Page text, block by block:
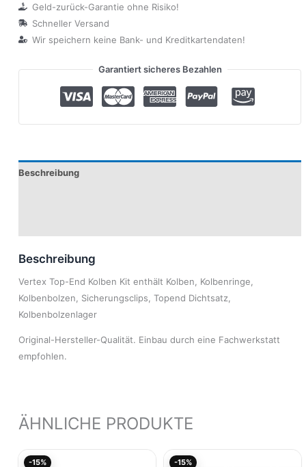
Geld-zurück-Garantie ohne Risiko!
Schneller Versand
Wir speichern keine Bank- und Kreditkartendaten!
Garantiert sicheres Bezahlen
Beschreibung
Beschreibung
Vertex Top-End Kolben Kit enthält Kolben, Kolbenringe,
Kolbenbolzen, Sicherungsclips, Topend Dichtsatz,
Kolbenbolzenlager
Original-Hersteller-Qualität. Einbau durch eine Fachwerkstatt
empfohlen.
ÄHNLICHE PRODUKTE
-15% -15%